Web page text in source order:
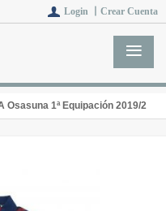
Login 丨 Crear Cuenta
1ª Equipación 2019/2